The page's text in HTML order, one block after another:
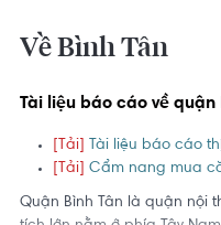
Về Bình Tân
Tài liệu báo cáo về quận
[Tải]
Tài liệu báo cáo
[Tải]
Cẩm nang mua
Quận Bình Tân là quận nội